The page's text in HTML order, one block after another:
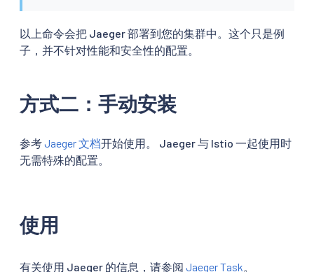
以上命令会把 Jaeger 部署到您的集群中。这个只是例
子，并不针对性能和安全性的配置。
方式二：手动安装
参考Jaeger 文档开始使用。 Jaeger 与 Istio 一起使用时
无需特殊的配置。
使用
有关使用 Jaeger 的信息，请参阅 Jaeger Task。